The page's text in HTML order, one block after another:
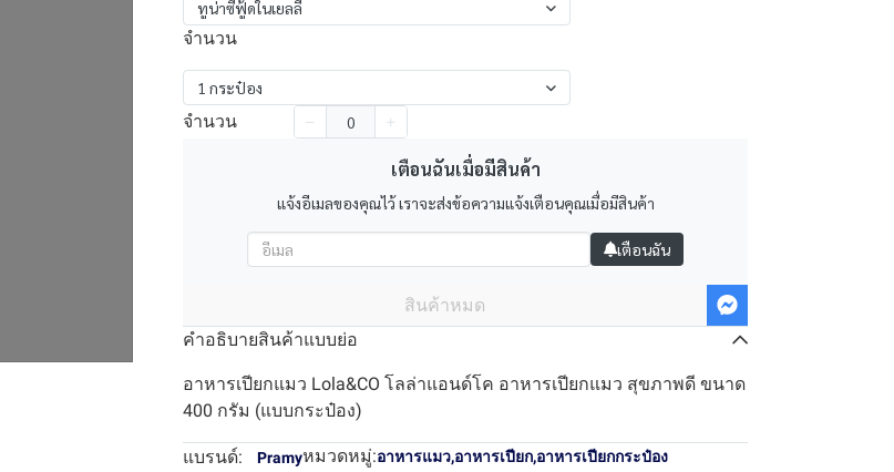
ทูน่าซีฟู้ดในเยลลี่
จำนวน
1 กระป๋อง
จำนวน
เตือนฉันเมื่อมีสินค้า
แจ้งอีเมลของคุณไว้ เราจะส่งข้อความแจ้งเตือนคุณเมื่อมีสินค้า
เตือนฉัน
สินค้าหมด
คำอธิบายสินค้าแบบย่อ
อาหารเปียกแมว Lola&CO โลล่าแอนด์โค อาหารเปียกแมว สุขภาพดี ขนาด
400 กรัม (แบบกระป๋อง)
แบรนด์: Pramyหมวดหมู่:อาหารแมว,อาหารเปียก,อาหารเปียกกระป๋อง